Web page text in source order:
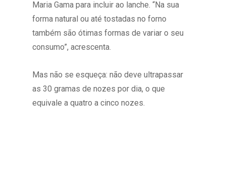
Maria Gama para incluir ao lanche. “Na sua
forma natural ou até tostadas no forno
também são ótimas formas de variar o seu
consumo”, acrescenta.
Mas não se esqueça: não deve ultrapassar
as 30 gramas de nozes por dia, o que
equivale a quatro a cinco nozes.